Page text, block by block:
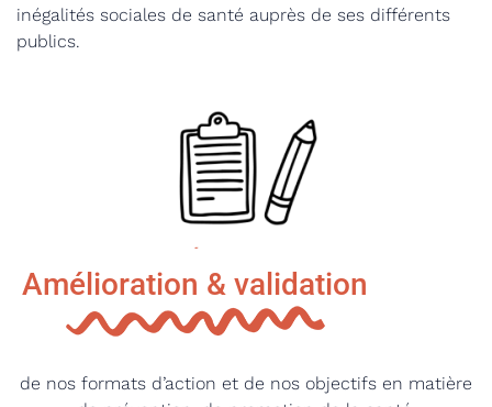
inégalités sociales de santé auprès de ses différents
publics.
Amélioration & validation
de nos formats d’action et de nos objectifs en matière